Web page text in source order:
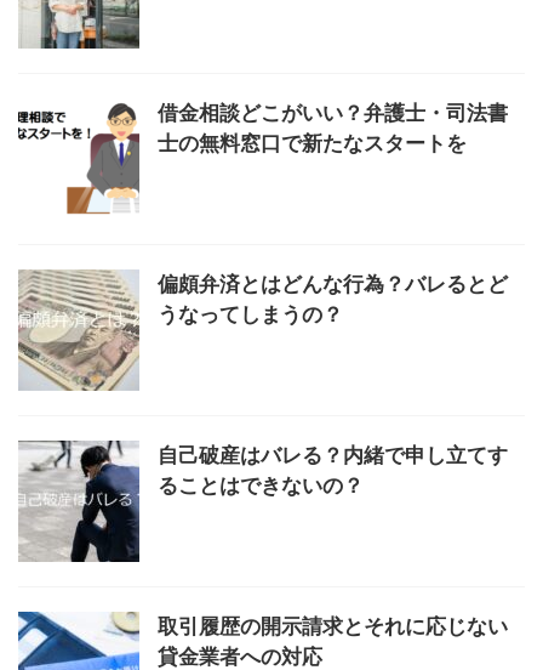
借金相談どこがいい？弁護士・司法書
士の無料窓口で新たなスタートを
偏頗弁済とはどんな行為？バレるとど
うなってしまうの？
自己破産はバレる？内緒で申し立てす
ることはできないの？
取引履歴の開示請求とそれに応じない
貸金業者への対応